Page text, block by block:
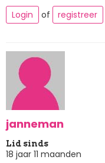
Login
of registreer
janneman
Lid sinds
18 jaar 11 maanden